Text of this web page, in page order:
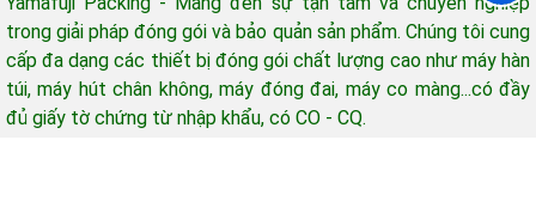
trong giải pháp đóng gói và bảo quản sản phẩm. Chúng tôi cung
cấp đa dạng các thiết bị đóng gói chất lượng cao như máy hàn
túi, máy hút chân không, máy đóng đai, máy co màng...có đầy
đủ giấy tờ chứng từ nhập khẩu, có CO - CQ.